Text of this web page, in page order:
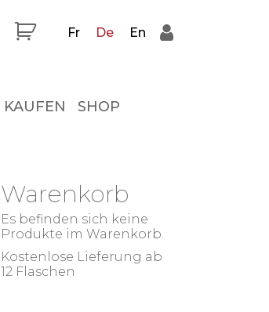
Fr De En
KAUFEN SHOP
Warenkorb
Es befinden sich keine
Produkte im Warenkorb.
Kostenlose Lieferung ab
12 Flaschen